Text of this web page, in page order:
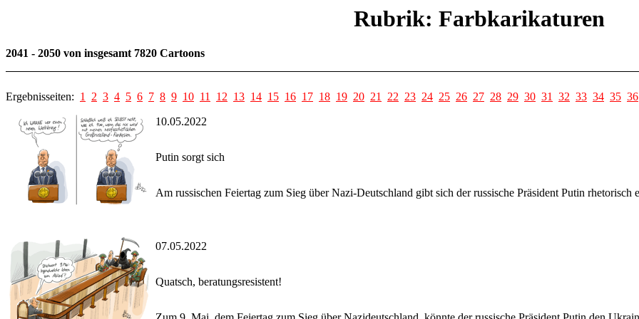
Rubrik: Farbkarikaturen
2041 - 2050 von insgesamt 7820 Cartoons
Ergebnisseiten: 1 2 3 4 5 6 7 8 9 10 11 12 13 14 15 16 17 18 19 20 21 22 23 24 25 26 27 28 29 30 31 32 33 34 35 36
10.05.2022
Putin sorgt sich
Am russischen Feiertag zum Sieg über Nazi-Deutschland gibt sich der russische Präsident Putin
07.05.2022
Quatsch, beratungsresistent!